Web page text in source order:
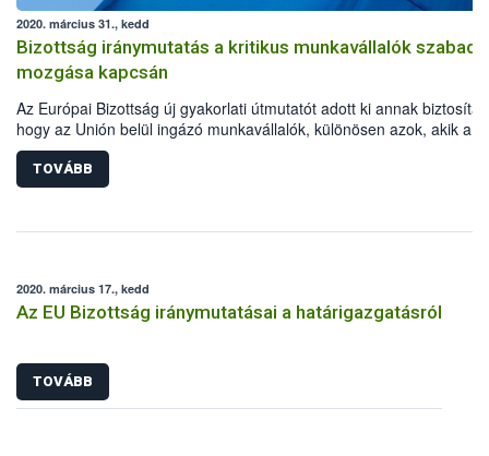
2020. március 31., kedd
Bizottság iránymutatás a kritikus munkavállalók szabad
mozgása kapcsán
Az Európai Bizottság új gyakorlati útmutatót adott ki annak
hogy az Unión belül ingázó munkavállalók, különösen azok, akik a
koronavírus okozta világjárvány megfékezésében kulcsfontosságú
szerepet töltenek be, akadálytalanul eljuthassanak munkahelyükre.
TOVÁBB
2020. március 17., kedd
Az EU Bizottság iránymutatásai a határigazgatásról
TOVÁBB